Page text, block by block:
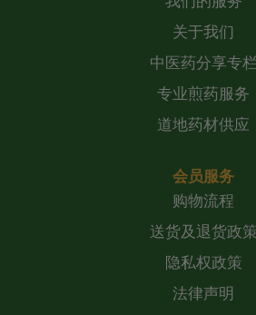
关于我们
中医药分享专栏
专业煎药服务
道地药材供应
会员服务
购物流程
送货及退货政策
隐私权政策
法律声明